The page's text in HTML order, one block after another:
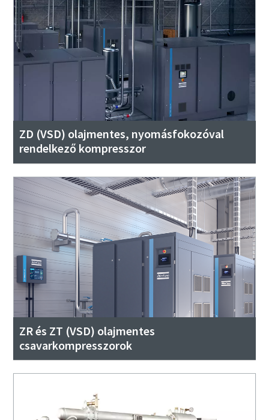
ZD (VSD) olajmentes, nyomásfokozóval
rendelkező kompresszor
ZR és ZT (VSD) olajmentes
csavarkompresszorok